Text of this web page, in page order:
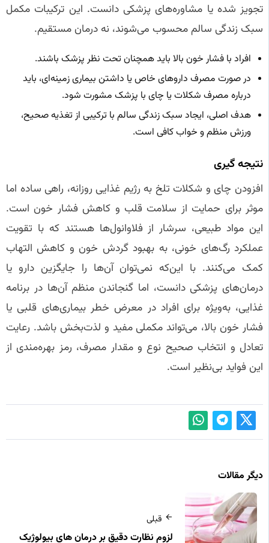
تجویز شده یا مشاوره‌های پزشکی دانست. این ترکیبات مکمل
سبک زندگی سالم محسوب می‌شوند، نه درمان مستقیم.
افراد با فشار خون بالا باید همچنان تحت نظر پزشک باشند.
در صورت مصرف داروهای خاص یا داشتن بیماری زمینه‌ای، باید
درباره مصرف شکلات یا چای با پزشک مشورت شود.
هدف اصلی، ایجاد سبک زندگی سالم با ترکیبی از تغذیه صحیح،
ورزش منظم و خواب کافی است.
نتیجه‌ گیری
افزودن چای و شکلات تلخ به رژیم غذایی روزانه، راهی ساده اما
موثر برای حمایت از سلامت قلب و کاهش فشار خون است.
این مواد طبیعی، سرشار از فلاوانول‌ها هستند که با تقویت
عملکرد رگ‌های خونی، به بهبود گردش خون و کاهش التهاب
کمک می‌کنند. با این‌که نمی‌توان آن‌ها را جایگزین دارو یا
درمان‌های پزشکی دانست، اما گنجاندن منظم آن‌ها در برنامه
غذایی، به‌ویژه برای افراد در معرض خطر بیماری‌های قلبی یا
فشار خون بالا، می‌تواند مکملی مفید و لذت‌بخش باشد. رعایت
تعادل و انتخاب صحیح نوع و مقدار مصرف، رمز بهره‌مندی از
این فواید بی‌نظیر است.
دیگر مقالات
قبلی
لزوم نظارت دقیق بر درمان‌ های بیولوژیک